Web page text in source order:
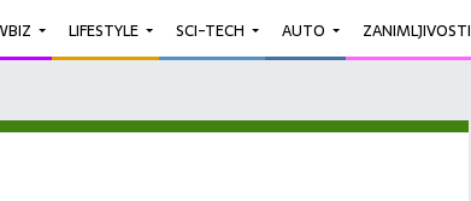
LIFESTYLE SCI-TECH AUTO ZANIMLJIVOSTI